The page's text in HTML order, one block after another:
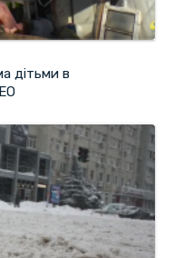
дітьми в